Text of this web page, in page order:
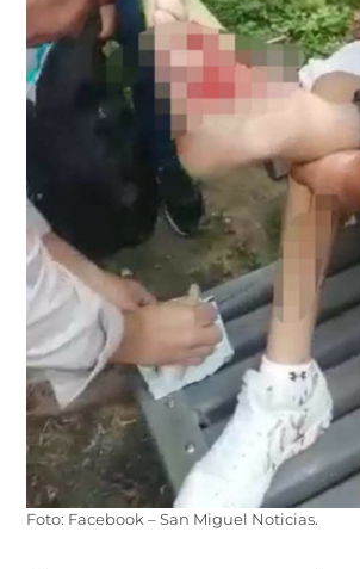
Foto: Facebook – San Miguel Noticias.